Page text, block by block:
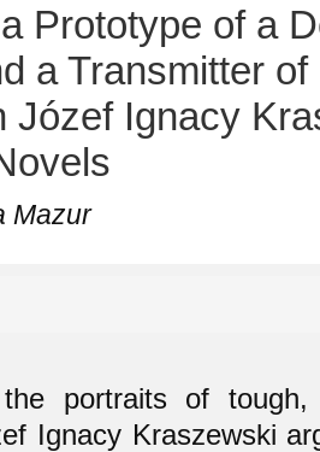
Prototype of a
a Transmitter
Józef Ignacy
Mazur
portraits of tough,
Ignacy Kraszewski